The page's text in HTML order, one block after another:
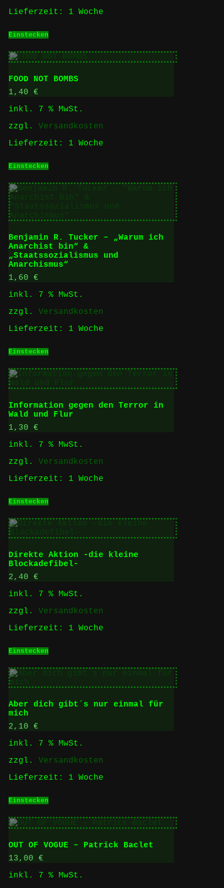
Lieferzeit: 1 Woche
Einstecken
FOOD NOT BOMBS
1,40 €
inkl. 7 % MwSt.
zzgl. Versandkosten
Lieferzeit: 1 Woche
Einstecken
Benjamin R. Tucker – „Warum ich
Anarchist bin“ &
„Staatssozialismus und
Anarchismus“
1,60 €
inkl. 7 % MwSt.
zzgl. Versandkosten
Lieferzeit: 1 Woche
Einstecken
Information gegen den Terror in
Wald und Flur
1,30 €
inkl. 7 % MwSt.
zzgl. Versandkosten
Lieferzeit: 1 Woche
Einstecken
Direkte Aktion -die kleine
Blockadefibel-
2,40 €
inkl. 7 % MwSt.
zzgl. Versandkosten
Lieferzeit: 1 Woche
Einstecken
Aber dich gibt´s nur einmal für
mich
2,10 €
inkl. 7 % MwSt.
zzgl. Versandkosten
Lieferzeit: 1 Woche
Einstecken
OUT OF VOGUE – Patrick Baclet
13,00 €
inkl. 7 % MwSt.